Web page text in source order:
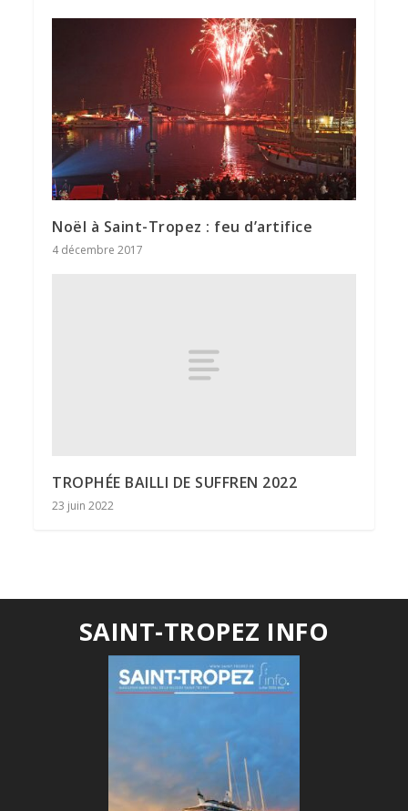
Noël à Saint-Tropez : feu d’artifice
4 décembre 2017
TROPHÉE BAILLI DE SUFFREN 2022
23 juin 2022
SAINT-TROPEZ INFO